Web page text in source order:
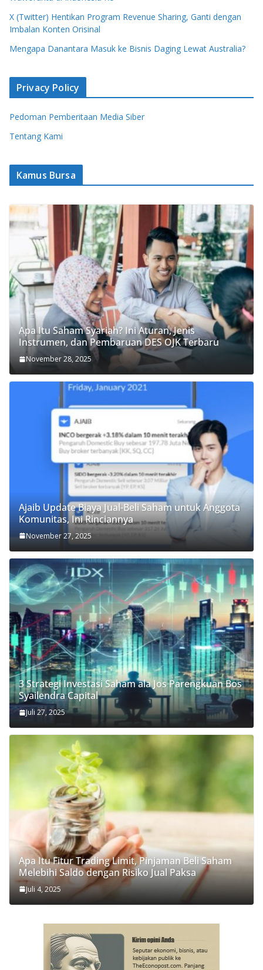
X (Twitter) Hentikan Program Revenue Sharing, Ganti dengan
Imbalan Konten Orisinal
Mengapa Danantara Masuk ke Bisnis Daging Lewat Australia?
Privacy Policy
Pedoman Pemberitaan Media Siber
Tentang Kami
Kamus Bursa
Apa Itu Saham Syariah? Ini Aturan, Jenis
Instrumen, dan Pembaruan DES OJK Terbaru
November 28, 2025
Ajaib Update Biaya Jual-Beli Saham untuk Anggota
Komunitas, Ini Rinciannya
November 27, 2025
3 Strategi Investasi Saham ala Jos Parengkuan Bos
Syailendra Capital
Juli 27, 2025
Apa Itu Fitur Trading Limit, Pinjaman Beli Saham
Melebihi Saldo dengan Risiko Jual Paksa
Juli 4, 2025